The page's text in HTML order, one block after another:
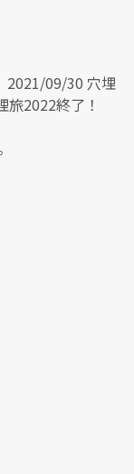
2021/09/30 穴埋
2022終了！